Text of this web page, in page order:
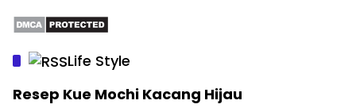
Life Style
Resep Kue Mochi Kacang Hijau